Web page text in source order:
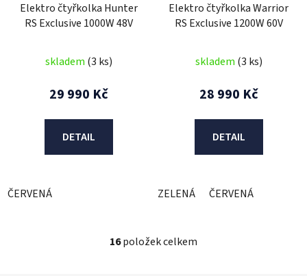
Elektro čtyřkolka Hunter
RS Exclusive 1000W 48V
skladem (3 ks)
29 990 Kč
DETAIL
ČERVENÁ
Elektro čtyřkolka Warrior
RS Exclusive 1200W 60V
skladem (3 ks)
28 990 Kč
DETAIL
ZELENÁ ČERVENÁ
O
16položek celkem